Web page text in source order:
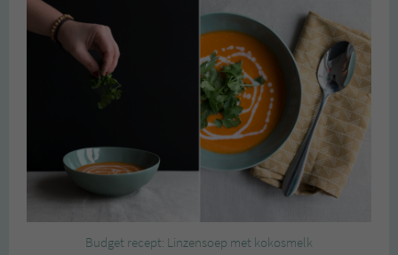
Budget recept: Linzensoep met kokosmelk